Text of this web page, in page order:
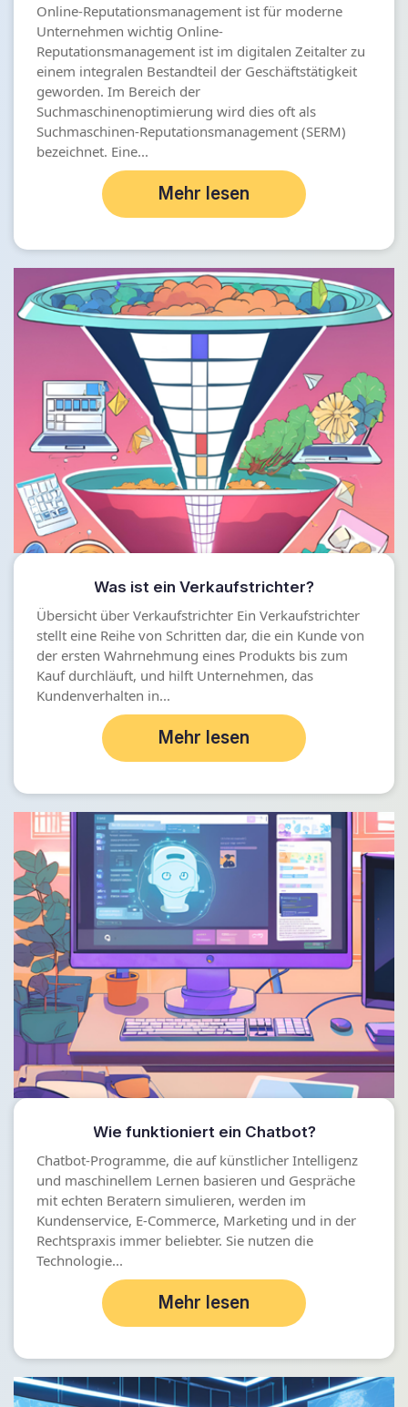
Online-Reputationsmanagement ist für moderne
Unternehmen wichtig Online-
Reputationsmanagement ist im digitalen Zeitalter zu
einem integralen Bestandteil der Geschäftstätigkeit
geworden. Im Bereich der
Suchmaschinenoptimierung wird dies oft als
Suchmaschinen-Reputationsmanagement (SERM)
bezeichnet. Eine...
Mehr lesen
Was ist ein Verkaufstrichter?
Übersicht über Verkaufstrichter Ein Verkaufstrichter
stellt eine Reihe von Schritten dar, die ein Kunde von
der ersten Wahrnehmung eines Produkts bis zum
Kauf durchläuft, und hilft Unternehmen, das
Kundenverhalten in...
Mehr lesen
Wie funktioniert ein Chatbot?
Chatbot-Programme, die auf künstlicher Intelligenz
und maschinellem Lernen basieren und Gespräche
mit echten Beratern simulieren, werden im
Kundenservice, E-Commerce, Marketing und in der
Rechtspraxis immer beliebter. Sie nutzen die
Technologie...
Mehr lesen